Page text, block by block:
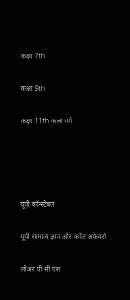
कक्षा 7th
कक्षा 9th
कक्षा 11th कला वर्ग
यूपी कॉन्स्टेबल
यूपी सामान्य ज्ञान और करेंट अफेयर्स
लोअर पी सी एस